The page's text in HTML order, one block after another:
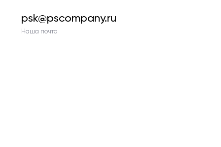
psk@pscompany.ru
Наша почта